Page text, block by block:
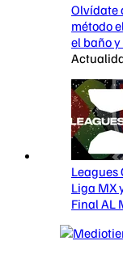
Olvídate
método
el baño
Leagues
Liga MX
Final AL